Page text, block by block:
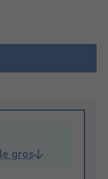
gros